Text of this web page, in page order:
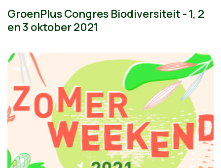
GroenPlus Congres Biodiversiteit - 1, 2
en 3 oktober 2021